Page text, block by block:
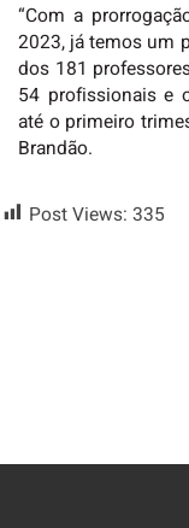
“Com a
2023, já temos um
dos 181
54 profissionais e
até o primeiro
Brandão.
Post Views: 335